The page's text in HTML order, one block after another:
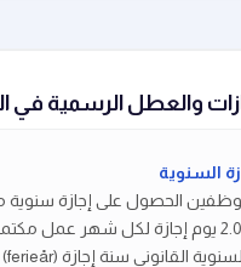
والعطل الرسمية في
السنوية
بواقع 2.08 يوم إجازة لكل شهر عمل